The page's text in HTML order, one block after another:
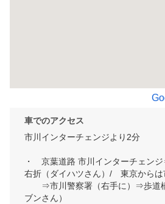
車でのアクセス
市川インターチェンジより2分
・　京葉道路 市川インターチェン
右折（ダイハツさん）/　東京から
⇒市川警察署（右手に）⇒歩道橋
ブンさん）